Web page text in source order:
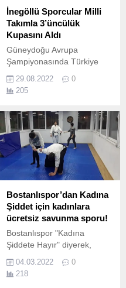
İnegöllü Sporcular Milli
Takımla 3’üncülük
Kupasını Aldı
Güneydoğu Avrupa
Şampiyonasında Türkiye
Milli Takımı adına mücadele
eden İnegöl Belediyesi
DOSTUM Oryantiring
oldu.
29.08.2022
0
205
Bostanlıspor’dan Kadına
Şiddet için kadınlara
ücretsiz savunma sporu!
Bostanlıspor "Kadına
Şiddete Hayır" diyerek,
savunması için ücretsiz
aikido kursu açtı…
04.03.2022
0
218